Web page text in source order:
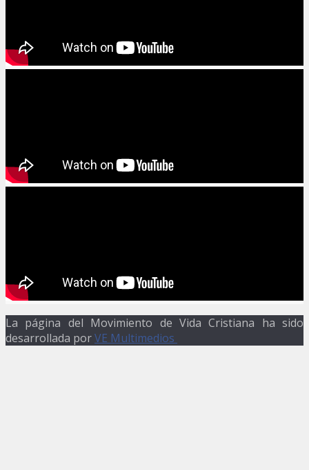
La página del Movimiento de Vida Cristiana ha sido
desarrollada porVE Multimedios